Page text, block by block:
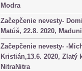
Modra
Začepčenie nevesty-
Matúš, 22.8. 2020,
Začepčenie nevesty- -
Kristián,13.6. 2020, Zlatý
NitraNitra